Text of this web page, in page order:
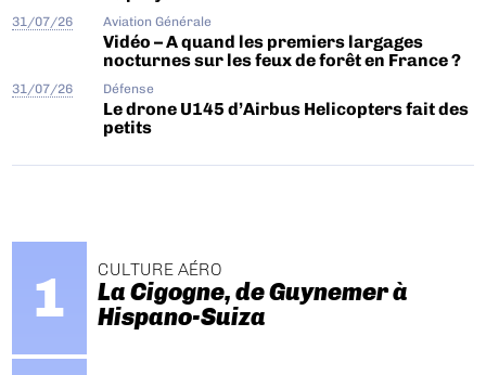
31/07/26 Aviation Générale
Vidéo – A quand les premiers largages
nocturnes sur les feux de forêt en France ?
31/07/26 Défense
Le drone U145 d’Airbus Helicopters fait des
petits
CULTURE AÉRO
La Cigogne, de Guynemer à
Hispano-Suiza